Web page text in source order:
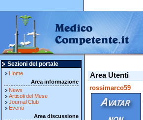
Sezioni del portale
Home
Area informazione
News
Articoli del Mese
Journal Club
Eventi
Area discussione
Area Utenti
rossimarco59